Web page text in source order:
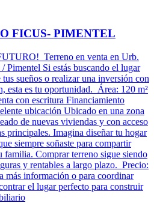
FICUS- PIMENTEL
Terreno en venta en Urb.
Pimentel Si estás buscando el lugar
sueños o realizar una inversión con
esta es tu oportunidad. Área: 120 m²
con escritura Financiamiento
ubicación Ubicado en una zona
de nuevas viviendas y con acceso
principales. Imagina diseñar tu hogar
siempre soñaste para compartir
familia. Comprar terreno sigue siendo
y rentables a largo plazo. Precio:
más información o para coordinar
el lugar perfecto para construir